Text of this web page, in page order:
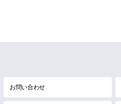
お問い合わせ